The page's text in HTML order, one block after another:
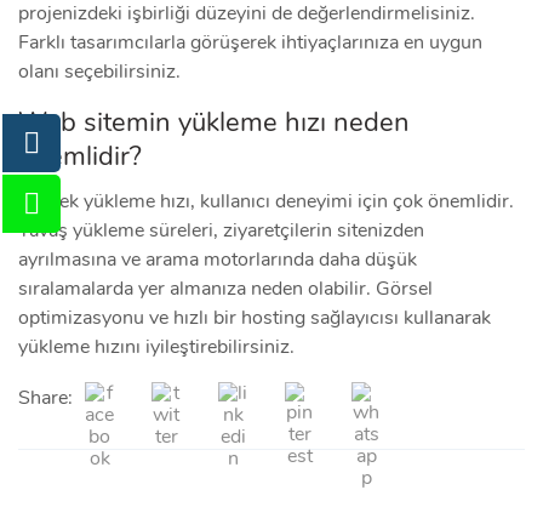
projenizdeki işbirliği düzeyini de değerlendirmelisiniz.
Farklı tasarımcılarla görüşerek ihtiyaçlarınıza en uygun
olanı seçebilirsiniz.
Web sitemin yükleme hızı neden
önemlidir?
Yüksek yükleme hızı, kullanıcı deneyimi için çok önemlidir.
Yavaş yükleme süreleri, ziyaretçilerin sitenizden
ayrılmasına ve arama motorlarında daha düşük
sıralamalarda yer almanıza neden olabilir. Görsel
optimizasyonu ve hızlı bir hosting sağlayıcısı kullanarak
yükleme hızını iyileştirebilirsiniz.
Share: